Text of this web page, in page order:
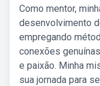
Como mentor,
desenvolvimento
empregando
conexões
e paixão. Minha
sua jornada para